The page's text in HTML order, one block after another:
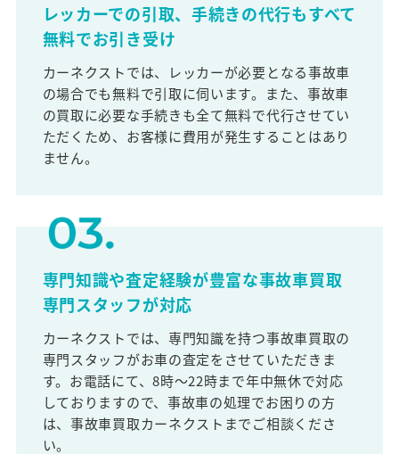
レッカーでの引取、手続きの代行もすべて
無料でお引き受け
カーネクストでは、レッカーが必要となる事故車
の場合でも無料で引取に伺います。また、事故車
の買取に必要な手続きも全て無料で代行させてい
ただくため、お客様に費用が発生することはあり
ません。
専門知識や査定経験が豊富な事故車買取
専門スタッフが対応
カーネクストでは、専門知識を持つ事故車買取の
専門スタッフがお車の査定をさせていただきま
す。お電話にて、8時～22時まで年中無休で対応
しておりますので、事故車の処理でお困りの方
は、事故車買取カーネクストまでご相談くださ
い。